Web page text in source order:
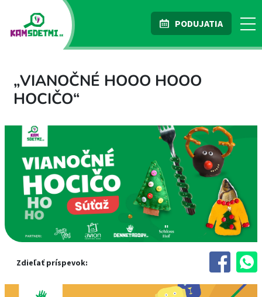
PODUJATIA
„VIANOČNÉ HOOO HOOO
HOCIČO“
Zdieľať príspevok: